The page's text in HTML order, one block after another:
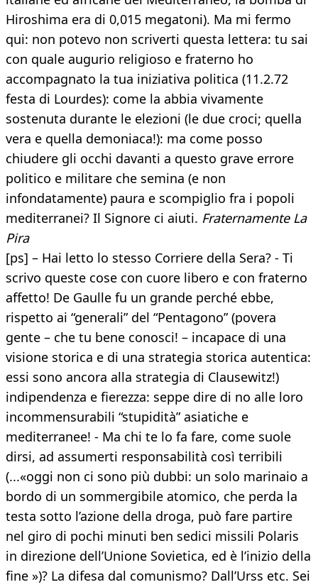
Hiroshima era di 0,015 megatoni). Ma mi fermo
qui: non potevo non scriverti questa lettera: tu sai
con quale augurio religioso e fraterno ho
accompagnato la tua iniziativa politica (11.2.72
festa di Lourdes): come la abbia vivamente
sostenuta durante le elezioni (le due croci; quella
vera e quella demoniaca!): ma come posso
chiudere gli occhi davanti a questo grave errore
politico e militare che semina (e non
infondatamente) paura e scompiglio fra i popoli
mediterranei? Il Signore ci aiuti. Fraternamente La
Pira
[ps] – Hai letto lo stesso Corriere della Sera? - Ti
scrivo queste cose con cuore libero e con fraterno
affetto! De Gaulle fu un grande perché ebbe,
rispetto ai “generali” del “Pentagono” (povera
gente – che tu bene conosci! – incapace di una
visione storica e di una strategia storica autentica:
essi sono ancora alla strategia di Clausewitz!)
indipendenza e fierezza: seppe dire di no alle loro
incommensurabili “stupidità” asiatiche e
mediterranee! - Ma chi te lo fa fare, come suole
dirsi, ad assumerti responsabilità così terribili
(...«oggi non ci sono più dubbi: un solo marinaio a
bordo di un sommergibile atomico, che perda la
testa sotto l’azione della droga, può fare partire
nel giro di pochi minuti ben sedici missili Polaris
in direzione dell’Unione Sovietica, ed è l’inizio della
fine »)? La difesa dal comunismo? Dall’Urss etc. Sei